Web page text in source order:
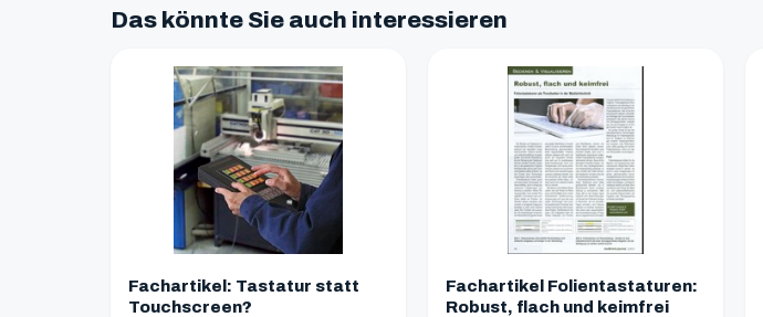
Das könnte Sie auch interessieren
Fachartikel: Tastatur statt
Touchscreen?
Fachartikel Folientastaturen:
Robust, flach und keimfrei